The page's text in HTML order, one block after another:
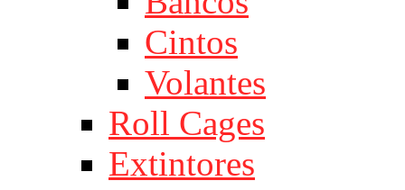
Cintos
Volantes
Roll Cages
Extintores